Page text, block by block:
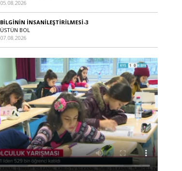
05.08.2026
BİLGİNİN İNSANİLEŞTİRİLMESİ-3
ÜSTÜN BOL
07.08.2026